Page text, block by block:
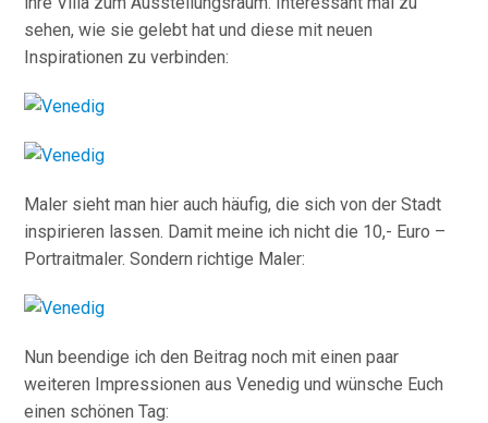
sehen, wie sie gelebt hat und diese mit neuen
Inspirationen zu verbinden:
Maler sieht man hier auch häufig, die sich von der Stadt
inspirieren lassen. Damit meine ich nicht die 10,- Euro –
Portraitmaler. Sondern richtige Maler:
Nun beendige ich den Beitrag noch mit einen paar
weiteren Impressionen aus Venedig und wünsche Euch
einen schönen Tag: